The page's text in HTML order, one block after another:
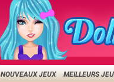
NOUVEAUX JEUX MEILLEURS